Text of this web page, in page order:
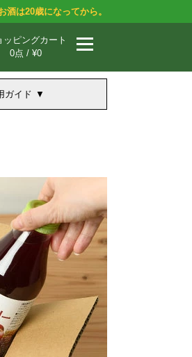
は20歳になってから。
ッピングカート
0点 / ¥0
ガイド